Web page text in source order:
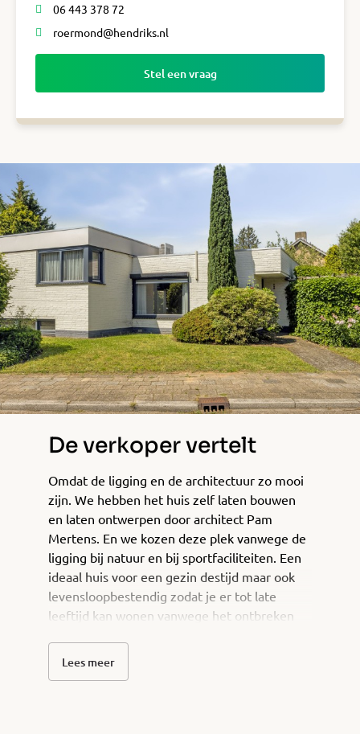
06 443 378 72
roermond@hendriks.nl
Stel een vraag
De verkoper vertelt
Omdat de ligging en de architectuur zo mooi
zijn. We hebben het huis zelf laten bouwen
en laten ontwerpen door architect Pam
Mertens. En we kozen deze plek vanwege de
ligging bij natuur en bij sportfaciliteiten. Een
ideaal huis voor een gezin destijd maar ook
levensloopbestendig zodat je er tot late
leeftijd kan wonen vanwege het ontbreken
Lees meer